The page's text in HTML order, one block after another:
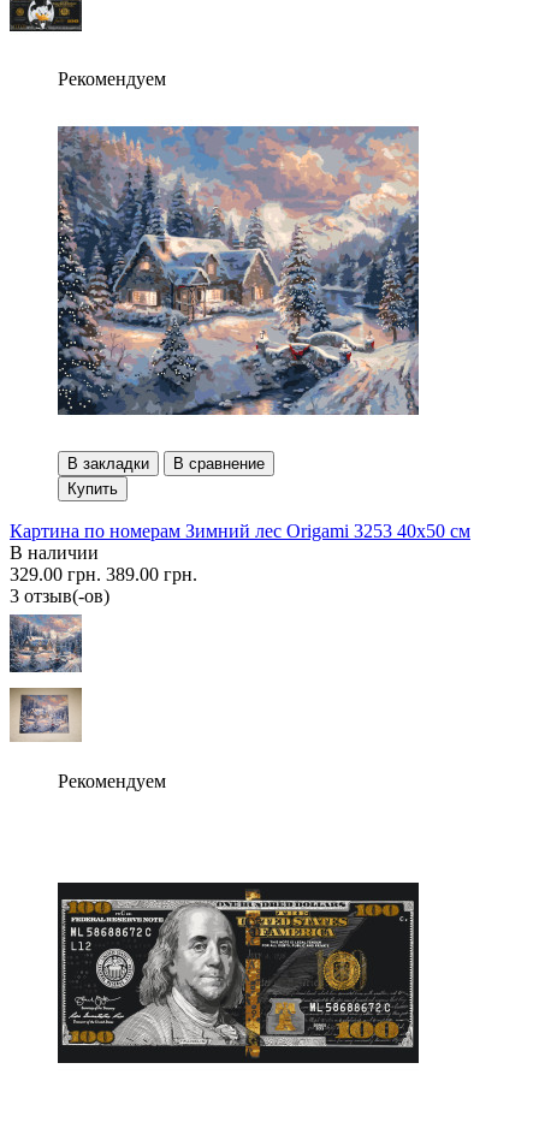
Рекомендуем
В закладки
В сравнение
Купить
Картина по номерам Зимний лес Origami 3253 40x50 см
В наличии
329.00 грн. 389.00 грн.
3 отзыв(-ов)
Рекомендуем